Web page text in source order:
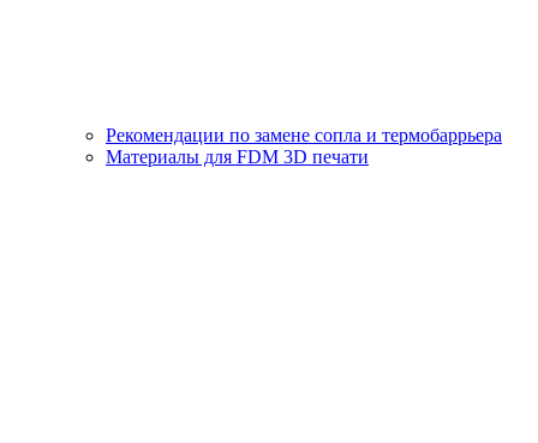
Рекомендации по замене сопла и термобаррьера
Материалы для FDM 3D печати